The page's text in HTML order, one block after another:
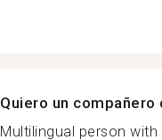
Quiero un
Multilingual person